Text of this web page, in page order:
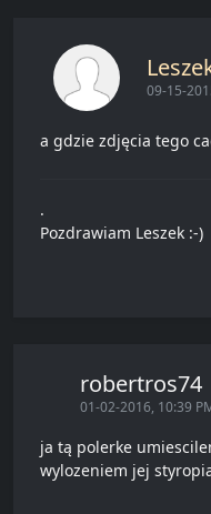
09-15-
a gdzie zdjęcia tego
.
Pozdrawiam Leszek :-)
robertros74
01-02-2016, 10:39
ja tą polerke
wylozeniem jej